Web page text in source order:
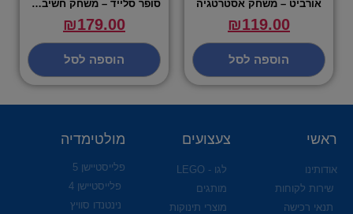
אורביט – משחק אסטרטגיה
₪119.00
הוספה לסל
סופר סלייד – משחק חשיבה אלקטרוני
₪179.00
הוספה לסל
ראשי
אודותינו
שירות לקוחות
תנאי רכישה
צעצועים
לגו - LEGO
מותגים
מוצרי תינוקות
מולטימדיה
פלייסטיישן 5
פלייסטיישן 4
נינטנדו סוויץ